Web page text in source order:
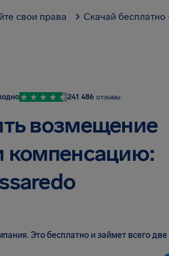
свои права Скачай бесплатно
241 486 отзывы
возмещение
компенсацию:
.Это бесплатно и займет всего